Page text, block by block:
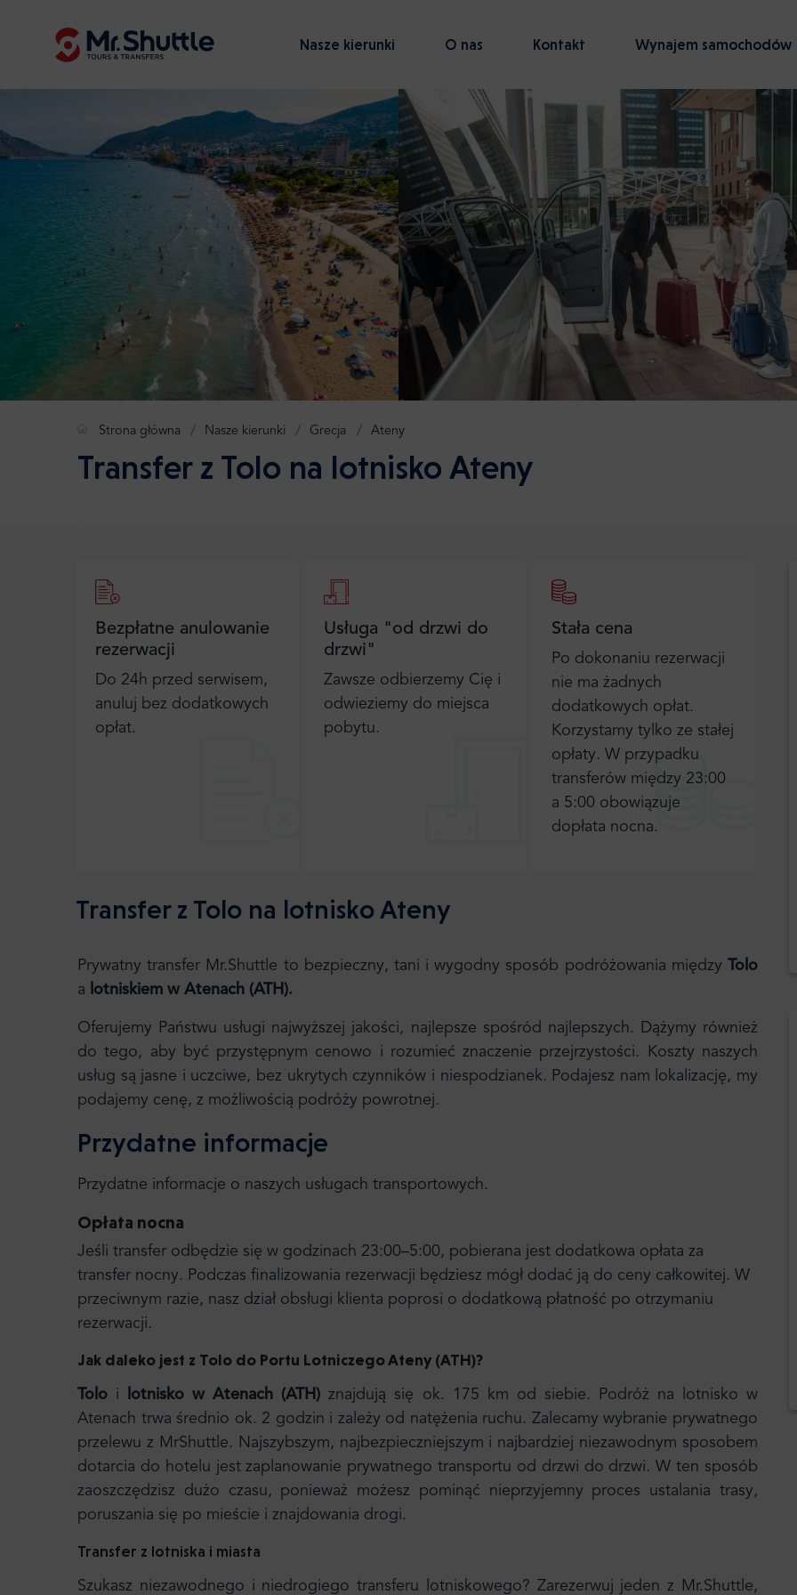
Nasze kierunki O nas Kontakt Wynajem samochodów
Strona główna Nasze kierunki Grecja Ateny
Transfer z Tolo na lotnisko Ateny
Bezpłatne anulowanie
rezerwacji
Do 24h przed serwisem,
anuluj bez dodatkowych
opłat.
Usługa "od drzwi do
drzwi"
Zawsze odbierzemy Cię i
odwieziemy do miejsca
pobytu.
Stała cena
Po dokonaniu rezerwacji
nie ma żadnych
dodatkowych opłat.
Korzystamy tylko ze stałej
opłaty. W przypadku
transferów między 23:00
a 5:00 obowiązuje
dopłata nocna.
Transfer z Tolo na lotnisko Ateny
Prywatny transfer Mr.Shuttle to bezpieczny, tani i wygodny sposób podróżowania między Tolo
a
lotniskiem w Atenach (ATH).
Oferujemy Państwu usługi najwyższej jakości, najlepsze spośród najlepszych. Dążymy również
do tego, aby być przystępnym cenowo i rozumieć znaczenie przejrzystości. Koszty naszych
usług są jasne i uczciwe, bez ukrytych czynników i niespodzianek. Podajesz nam lokalizację, my
podajemy cenę, z możliwością podróży powrotnej.
Przydatne informacje
Przydatne informacje o naszych usługach transportowych.
Opłata nocna
Jeśli transfer odbędzie się w godzinach 23:00–5:00, pobierana jest dodatkowa opłata za
transfer nocny. Podczas finalizowania rezerwacji będziesz mógł dodać ją do ceny całkowitej. W
przeciwnym razie, nasz dział obsługi klienta poprosi o dodatkową płatność po otrzymaniu
rezerwacji.
Jak daleko jest z Tolo do Portu Lotniczego Ateny (ATH)?
Tolo i lotnisko w Atenach (ATH) znajdują się ok. 175 km od siebie. Podróż na lotnisko w
Atenach trwa średnio ok. 2 godzin i zależy od natężenia ruchu. Zalecamy wybranie prywatnego
przelewu z MrShuttle. Najszybszym, najbezpieczniejszym i najbardziej niezawodnym sposobem
dotarcia do hotelu jest zaplanowanie prywatnego transportu od drzwi do drzwi. W ten sposób
zaoszczędzisz dużo czasu, ponieważ możesz pominąć nieprzyjemny proces ustalania trasy,
poruszania się po mieście i znajdowania drogi.
Transfer z lotniska i miasta
Szukasz niezawodnego i niedrogiego transferu lotniskowego? Zarezerwuj jeden z Mr.Shuttle,